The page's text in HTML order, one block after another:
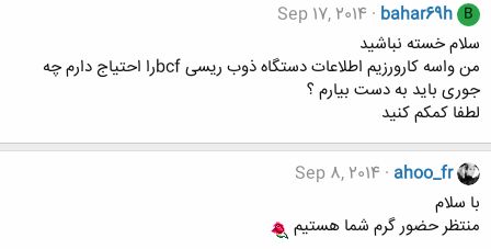
B
bahar69h
Sep 17, 2014
سلام خسته نباشید
من واسه کارورزیم اطلاعات دستگاه ذوب ریسی bcfرا احتیاج دارم چه
جوری باید به دست بیارم ؟
لطفا کمکم کنید
ahoo_fr
Sep 8, 2014
با سلام
منتظر حضور گرم شما هستیم